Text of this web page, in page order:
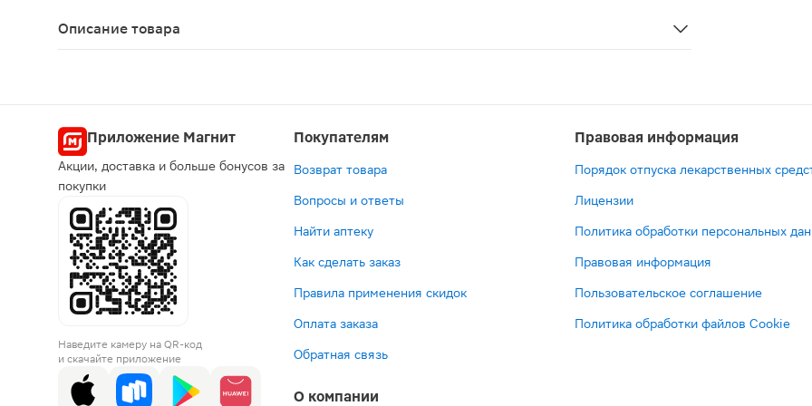
Описание товара
Приложение Магнит
Акции, доставка и больше бонусов за
покупки
Наведите камеру на QR-код
и скачайте приложение
Покупателям
Возврат товара
Вопросы и ответы
Найти аптеку
Как сделать заказ
Правила применения скидок
Оплата заказа
Обратная связь
О компании
Правовая информация
Порядок отпуска лекарственных
Лицензии
Политика обработки персональных
Правовая информация
Пользовательское соглашение
Политика обработки файлов Cookie